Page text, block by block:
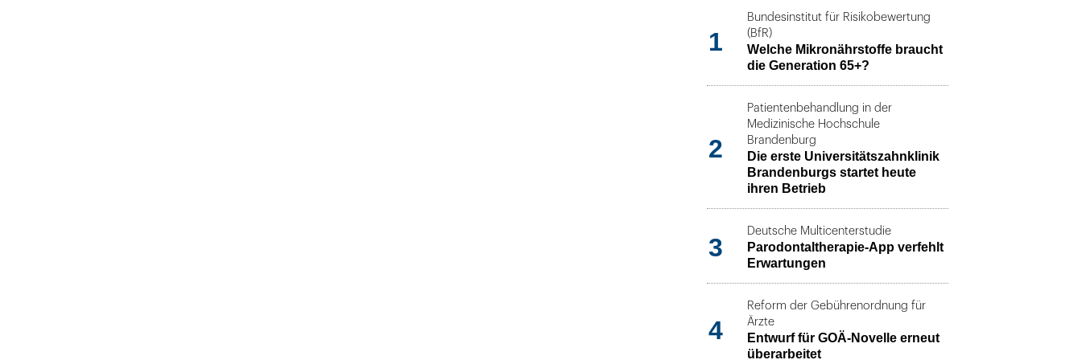
1
Bundesinstitut für Risikobewertung
(BfR)
Welche Mikronährstoffe braucht
die Generation 65+?
2
Patientenbehandlung in der
Medizinische Hochschule
Brandenburg
Die erste Universitätszahnklinik
Brandenburgs startet heute
ihren Betrieb
3
Deutsche Multicenterstudie
Parodontaltherapie-App verfehlt
Erwartungen
4
Reform der Gebührenordnung für
Ärzte
Entwurf für GOÄ-Novelle erneut
überarbeitet